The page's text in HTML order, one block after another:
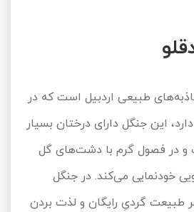
طبیعی اردبیل است که در
این جنگل دارای درختان بسیار
و در فصول گرم با دشت‌های گل
خودنمایی می‌کند. در جنگل
طبیعت گردیِ رایگان و لذت بردن